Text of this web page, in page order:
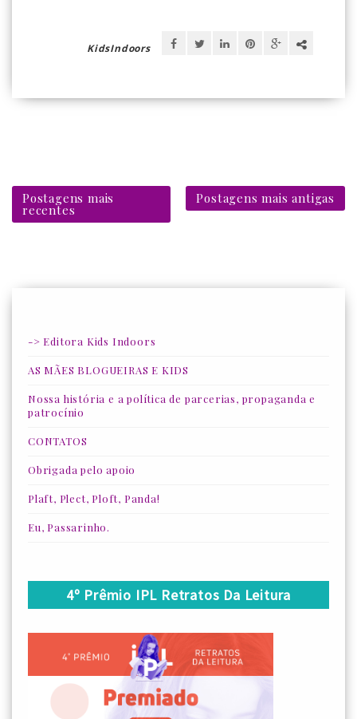
KidsIndoors
Postagens mais
recentes
Postagens mais antigas
-> Editora Kids Indoors
AS MÃES BLOGUEIRAS E KIDS
Nossa história e a política de parcerias, propaganda e
patrocínio
CONTATOS
Obrigada pelo apoio
Plaft, Plect, Ploft, Panda!
Eu, Passarinho.
4º Prêmio IPL Retratos Da Leitura